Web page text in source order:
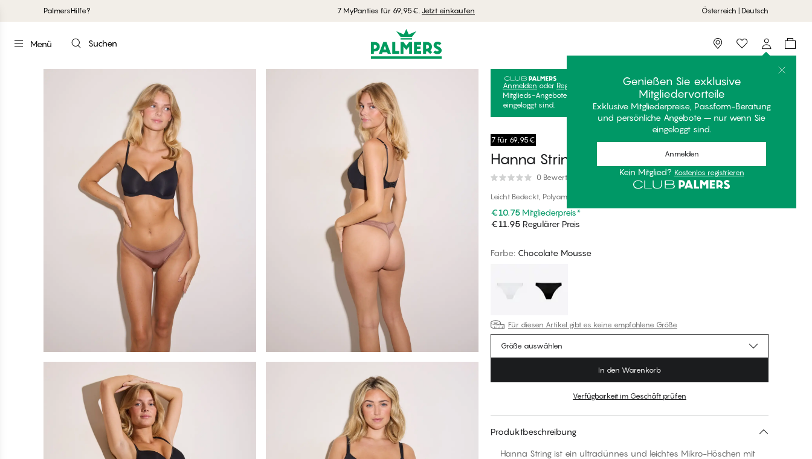
PalmersHilfe? 7 MyPanties für 69,95€. Jetzt einkaufen Österreich | Deutsch
Menü Suchen Storefinder
Genießen Sie exklusive
Mitgliedervorteile
Exklusive Mitgliederpreise, Passform-Beratung
und persönliche Angebote – nur wenn Sie
eingeloggt sind.
Anmelden
Kein Mitglied? Kostenlos registrieren
Anmelden oder Registrieren
Kostenlos anmelden, um Ihre exklusiven
Mitglieds-Angebote freizuschalten! Clubpreise sind nur gültig, wenn Sie
eingeloggt sind.
7 für 69,95€
Hanna String
0 Bewertungen
Leicht Bedeckt, Polyamid
€10.75 Mitgliederpreis*
€11.95 Regulärer Preis
Farbe: Chocolate Mousse
Für diesen Artikel gibt es keine empfohlene Größe
Größe auswählen
In den Warenkorb
Verfügbarkeit im Geschäft prüfen
Produktbeschreibung
Hanna String ist ein ultradünnes und leichtes Mikro-Höschen mit